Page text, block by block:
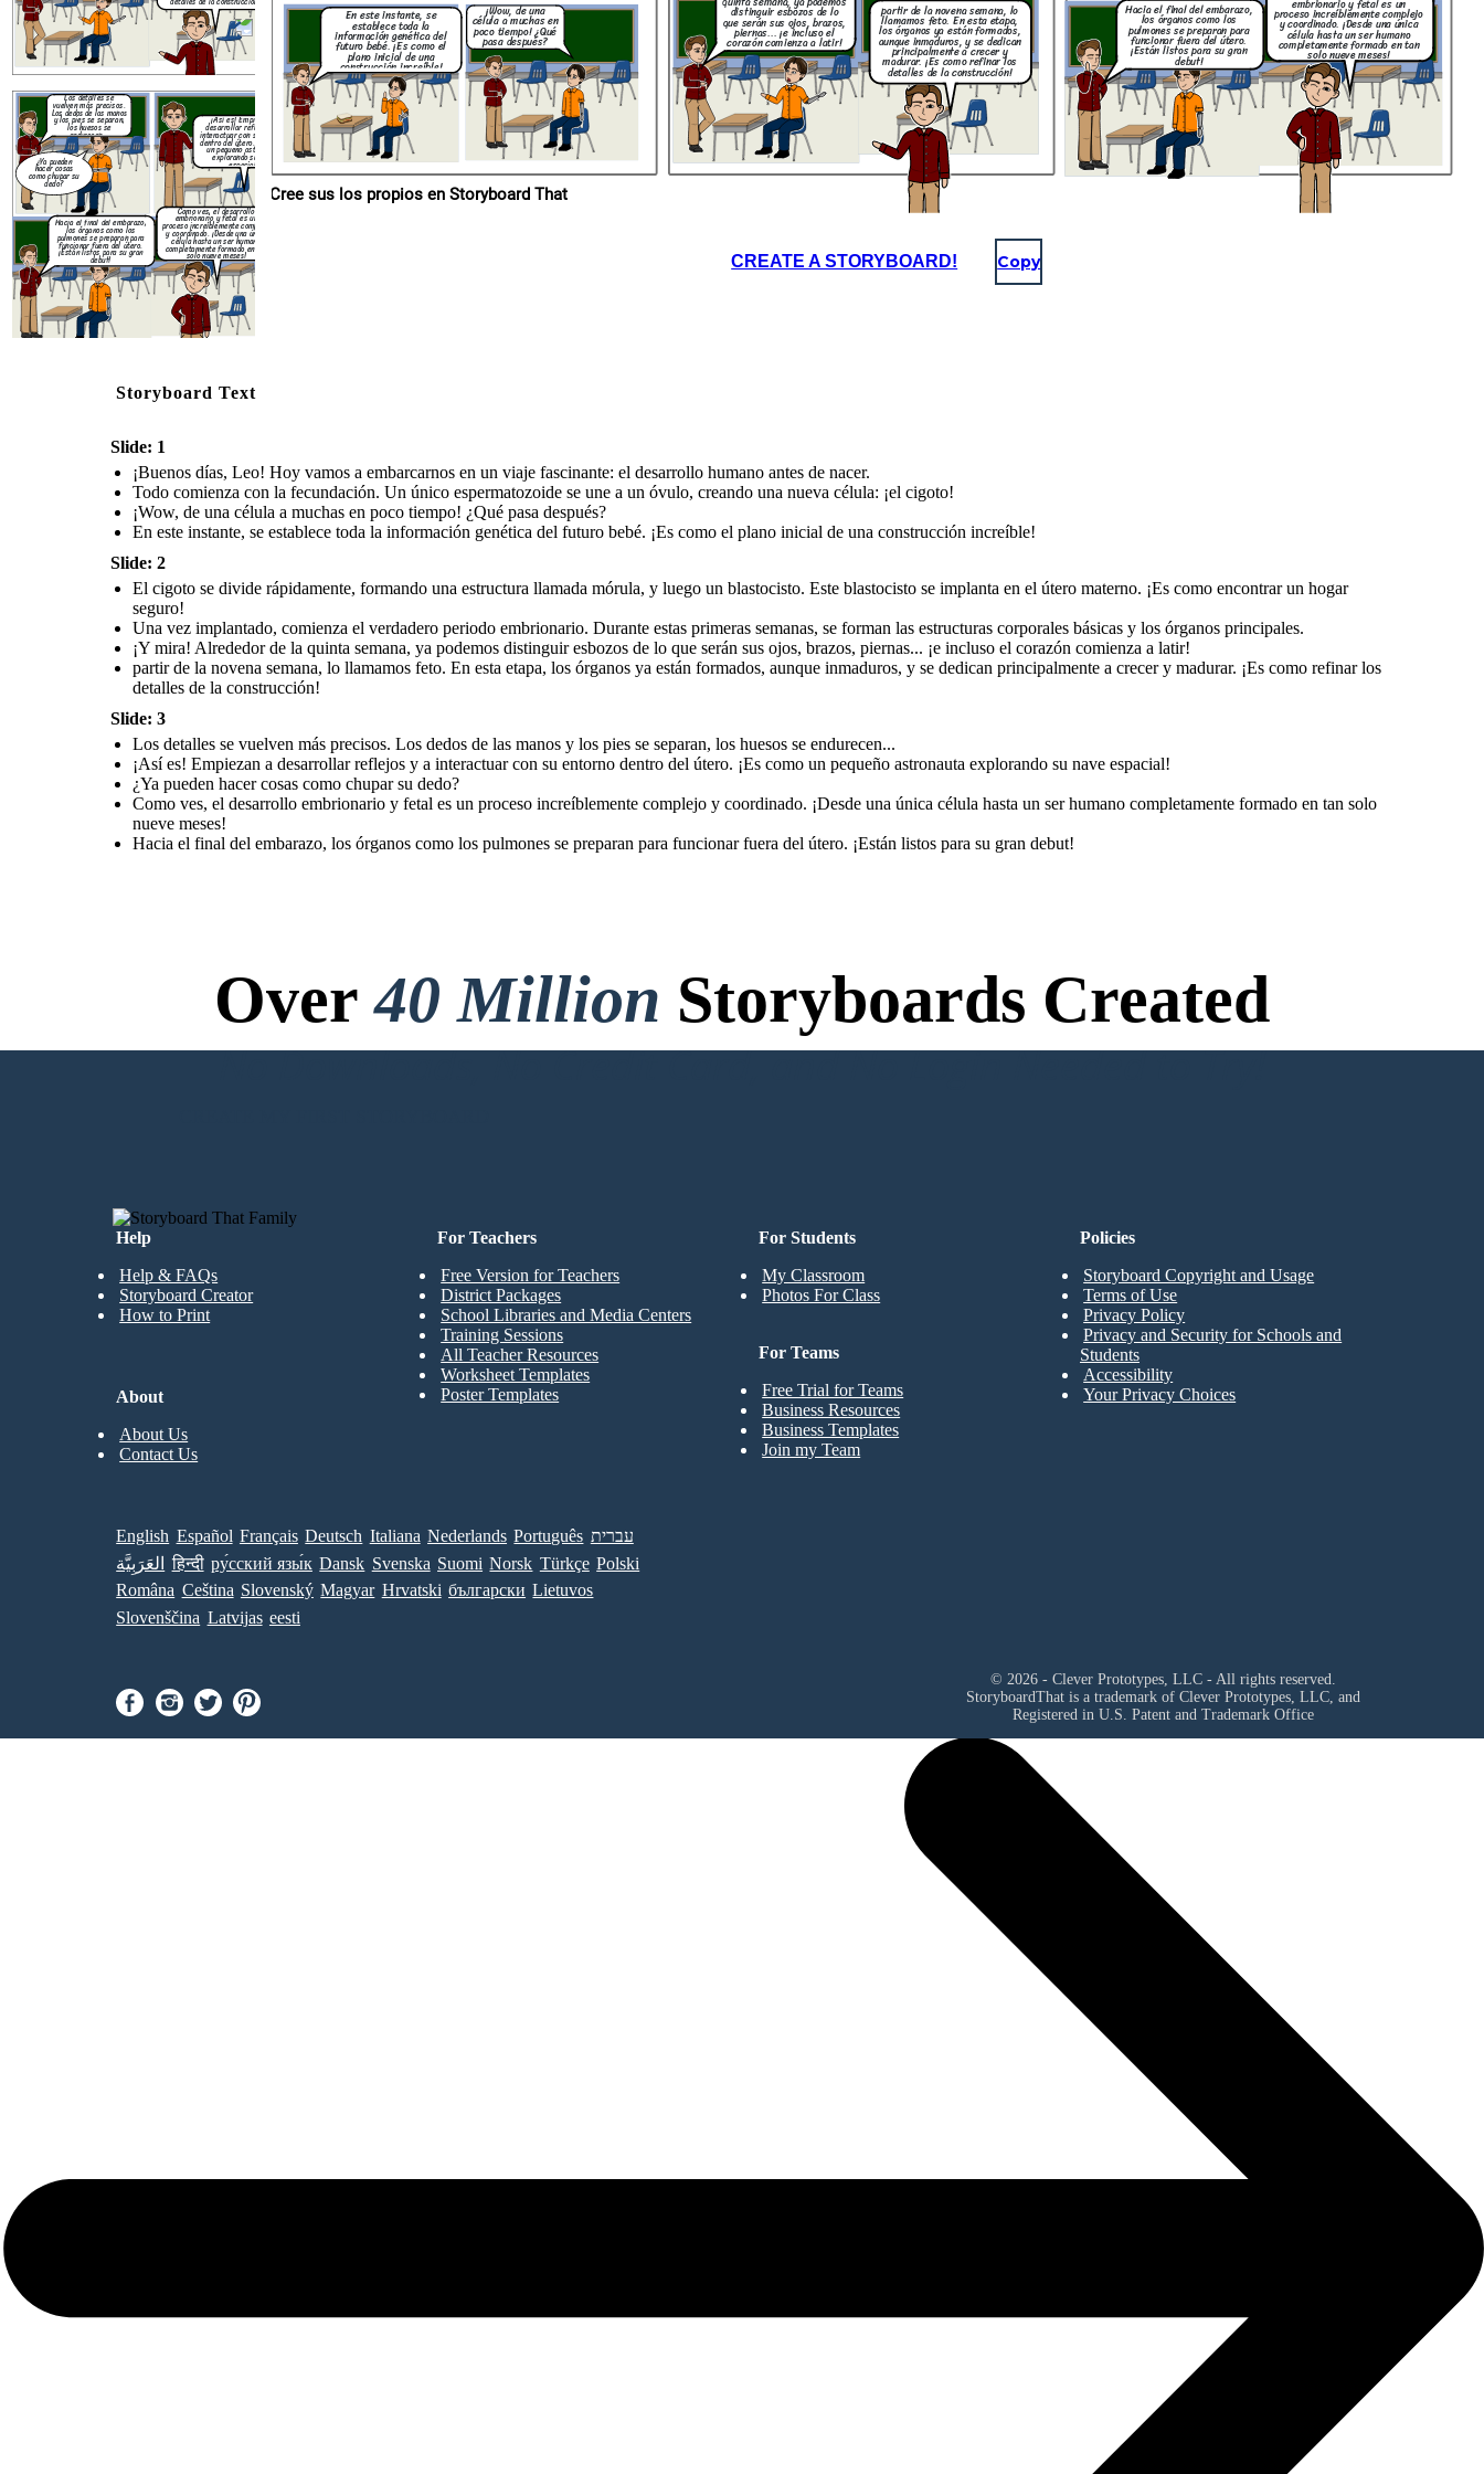
Los detalles se
vuelven más precisos.
Los dedos de las manos
y los pies se separan,
los huesos se
endurecen...
¿Ya pueden
hacer cosas
como chupar su
dedo?
¡Así es! Empiezan a
desarrollar reflejos y a
interactuar con su entorno
dentro del útero. ¡Es como
un pequeño astronauta
explorando su nave
espacial!
Hacia el final del embarazo,
los órganos como los
pulmones se preparan para
funcionar fuera del útero.
¡Están listos para su gran
debut!
Como ves, el desarrollo
embrionario y fetal es un
proceso increíblemente complejo
y coordinado. ¡Desde una única
célula hasta un ser humano
completamente formado en tan
solo nueve meses!
Cree sus los propios en Storyboard That
En este instante, se
establece toda la
información genética del
futuro bebé. ¡Es como el
plano inicial de una
construcción increíble!
¡Wow, de una
célula a muchas en
poco tiempo! ¿Qué
pasa después?
distinguir esbozos de lo
que serán sus ojos, brazos,
piernas... ¡e incluso el
corazón comienza a latir!
partir de la novena semana, lo
llamamos feto. En esta etapa,
los órganos ya están formados,
aunque inmaduros, y se dedican
principalmente a crecer y
madurar. ¡Es como refinar los
detalles de la construcción!
Hacia el final del embarazo,
los órganos como los
pulmones se preparan para
funcionar fuera del útero.
¡Están listos para su gran
debut!
embrionario y fetal es un
proceso increíblemente complejo
y coordinado. ¡Desde una única
célula hasta un ser humano
completamente formado en tan
solo nueve meses!
CREATE A STORYBOARD! Copy
Storyboard Text
Slide: 1
¡Buenos días, Leo! Hoy vamos a embarcarnos en un viaje fascinante: el desarrollo humano antes de nacer.
Todo comienza con la fecundación. Un único espermatozoide se une a un óvulo, creando una nueva célula: ¡el cigoto!
¡Wow, de una célula a muchas en poco tiempo! ¿Qué pasa después?
En este instante, se establece toda la información genética del futuro bebé. ¡Es como el plano inicial de una construcción increíble!
Slide: 2
El cigoto se divide rápidamente, formando una estructura llamada mórula, y luego un blastocisto. Este blastocisto se implanta en el útero materno. ¡Es como encontrar un hogar
seguro!
Una vez implantado, comienza el verdadero periodo embrionario. Durante estas primeras semanas, se forman las estructuras corporales básicas y los órganos principales.
¡Y mira! Alrededor de la quinta semana, ya podemos distinguir esbozos de lo que serán sus ojos, brazos, piernas... ¡e incluso el corazón comienza a latir!
partir de la novena semana, lo llamamos feto. En esta etapa, los órganos ya están formados, aunque inmaduros, y se dedican principalmente a crecer y madurar. ¡Es como refinar los
detalles de la construcción!
Slide: 3
Los detalles se vuelven más precisos. Los dedos de las manos y los pies se separan, los huesos se endurecen...
¡Así es! Empiezan a desarrollar reflejos y a interactuar con su entorno dentro del útero. ¡Es como un pequeño astronauta explorando su nave espacial!
¿Ya pueden hacer cosas como chupar su dedo?
Como ves, el desarrollo embrionario y fetal es un proceso increíblemente complejo y coordinado. ¡Desde una única célula hasta un ser humano completamente formado en tan solo
nueve meses!
Hacia el final del embarazo, los órganos como los pulmones se preparan para funcionar fuera del útero. ¡Están listos para su gran debut!
Over40 Million Storyboards Created
No Downloads, No Credit Card, and No Login Needed to Try!
Help
Help & FAQs
Storyboard Creator
How to Print
For Students
My Classroom
Photos For Class
For Teachers
Free Version for Teachers
District Packages
School Libraries and Media Centers
Training Sessions
All Teacher Resources
Worksheet Templates
Poster Templates
For Teams
Free Trial for Teams
Business Resources
Business Templates
Join my Team
About
About Us
Contact Us
Policies
Storyboard Copyright and Usage
Terms of Use
Privacy Policy
Privacy and Security for Schools and
Students
Accessibility
Your Privacy Choices
English Español Français Deutsch Italiana Nederlands Português עברית
العَرَبِيَّة
हिन्दी ру́сский язы́к Dansk Svenska Suomi Norsk Türkçe Polski
Româna Ceština Slovenský Magyar Hrvatski български Lietuvos
Slovenščina Latvijas eesti
© 2026 - Clever Prototypes, LLC - All rights reserved.
StoryboardThat is a trademark of Clever Prototypes, LLC, and
Registered in U.S. Patent and Trademark Office